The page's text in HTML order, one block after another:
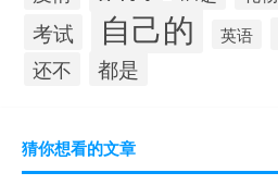
考试 自己的 英语
还不 都是
猜你想看的文章